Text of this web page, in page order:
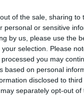
of the sale, sharing to
personal or sensitive
by us, please use the
selection. Please
you may
based on personal
disclosed to
separately opt-out of
bilen
upphov till